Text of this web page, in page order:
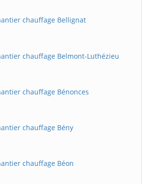
chauffage Bellignat
chauffage Belmont-Luthézieu
chauffage Bénonces
chauffage Bény
chauffage Béon